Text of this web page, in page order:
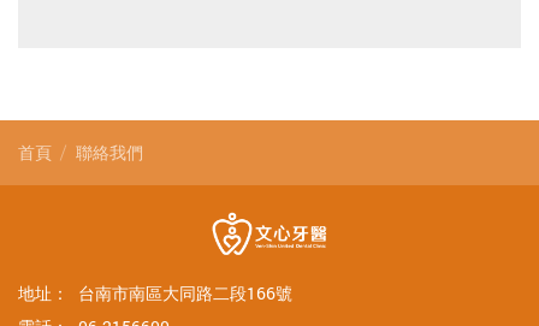
首頁 聯絡我們
地址：
台南市南區大同路二段166號